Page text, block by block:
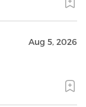
Aug 5, 2026